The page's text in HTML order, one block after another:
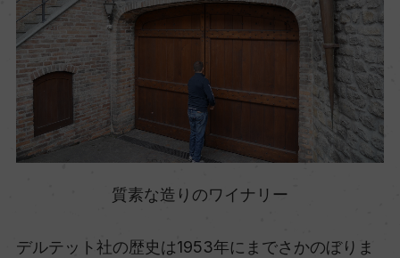
質素な造りのワイナリー
デルテット社の歴史は1953年にまでさかのぼりま